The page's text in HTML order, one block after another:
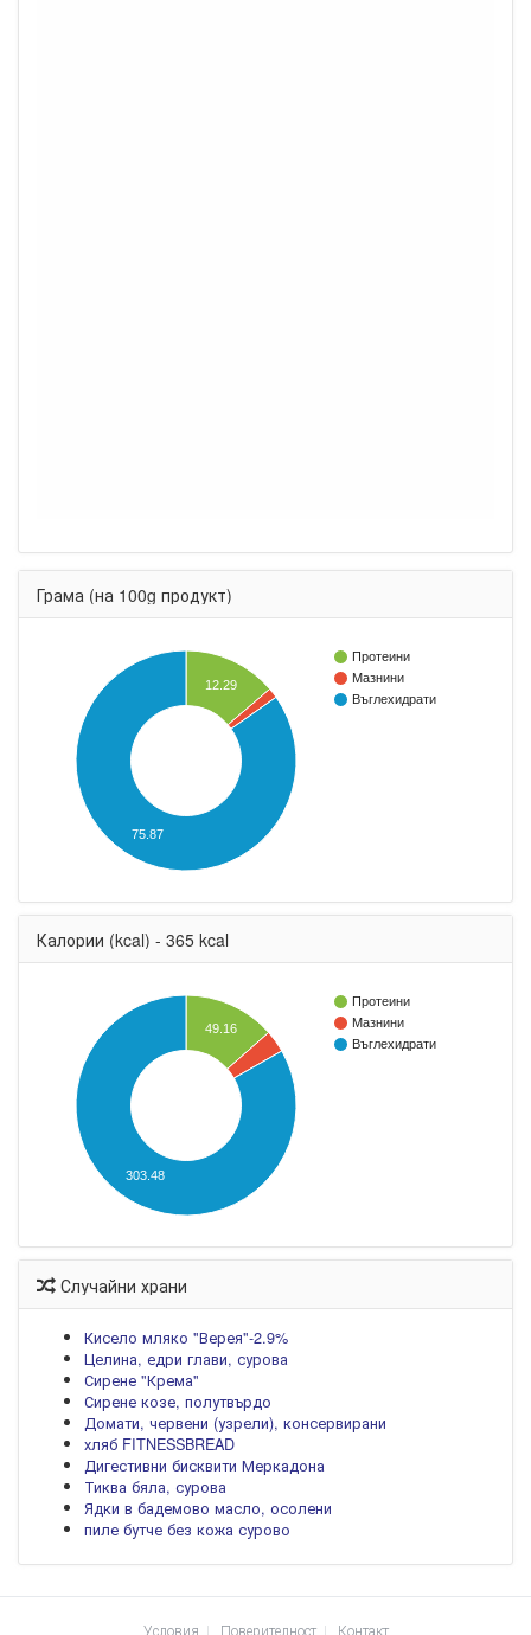
Грама (на 100g продукт)
Протеини
Мазнини
Въглехидрати
12.29
75.87
Калории (kcal) - 365 kcal
Протеини
Мазнини
Въглехидрати
49.16
303.48
Случайни храни
Кисело мляко "Верея"-2.9%
Целина, едри глави, сурова
Сирене "Крема"
Сирене козе, полутвърдо
Домати, червени (узрели), консервирани
хляб FITNESSBREAD
Дигестивни бисквити Меркадона
Тиква бяла, сурова
Ядки в бадемово масло, осолени
пиле бутче без кожа сурово
Условия Поверителност Контакт